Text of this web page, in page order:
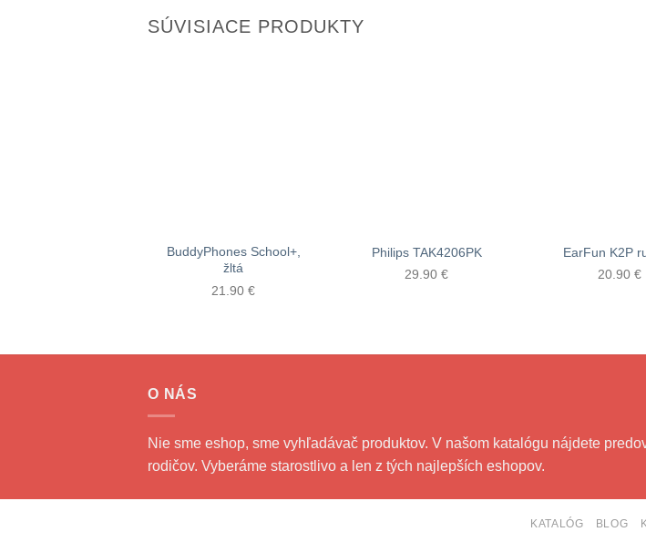
SÚVISIACE PRODUKTY
BuddyPhones School+,
žltá
21.90 €
Philips TAK4206PK
29.90 €
EarFun K2P
20.90 €
O NÁS
Nie sme eshop, sme vyhľadávač produktov. V našom katalógu nájdete
rodičov. Vyberáme starostlivo a len z tých najlepších eshopov.
KATALÓG BLOG